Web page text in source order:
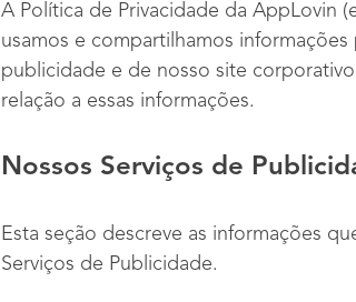
A Política de Privacidade da AppLovin
usamos e compartilhamos
publicidade e de nosso site
relação a essas informações.
Nossos Serviços de
Esta seção descreve as informações
Serviços de Publicidade.